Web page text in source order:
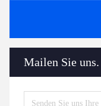
Mailen Sie uns.